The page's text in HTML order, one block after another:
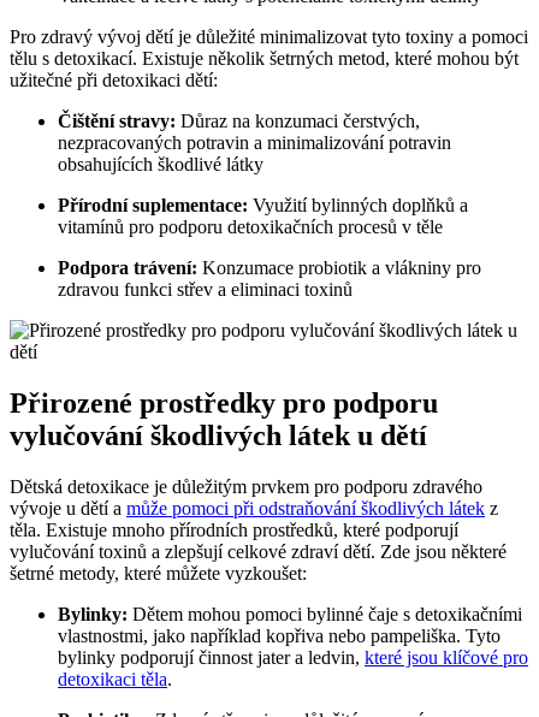
Pro zdravý vývoj dětí je důležité minimalizovat tyto toxiny a pomoci
tělu s detoxikací. Existuje několik šetrných metod, které mohou být
užitečné při detoxikaci dětí:
Čištění stravy: Důraz na konzumaci čerstvých,
nezpracovaných potravin a minimalizování potravin
obsahujících škodlivé látky
Přírodní suplementace: Využití bylinných doplňků a
vitamínů pro podporu detoxikačních procesů v těle
Podpora trávení: Konzumace probiotik a vlákniny pro
zdravou funkci střev a eliminaci toxinů
Přirozené prostředky pro podporu
vylučování škodlivých látek u dětí
Dětská detoxikace je důležitým prvkem pro podporu zdravého
vývoje u dětí a může pomoci při odstraňování škodlivých látek z
těla. Existuje mnoho přírodních prostředků, které podporují
vylučování toxinů a zlepšují celkové zdraví dětí. Zde jsou některé
šetrné metody, které můžete vyzkoušet:
Bylinky: Dětem mohou pomoci bylinné čaje s detoxikačními
vlastnostmi, jako například kopřiva nebo pampeliška. Tyto
bylinky podporují činnost jater a ledvin, které jsou klíčové pro
detoxikaci těla.